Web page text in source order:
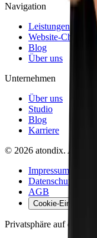
Navigation
Leistungen
Website-Checks
Blog
Über uns
Unternehmen
Über uns
Studio
Blog
Karriere
© 2026 atondix. Alle
Impressum
Datenschutz
AGB
Cookie-
Privatsphäre auf dieser